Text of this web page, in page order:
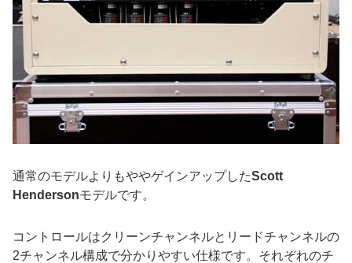
通常のモデルよりもややゲインアップしたScott
Hendersonモデルです。
コントロールはクリーンチャンネルとリードチャンネルの
2チャンネル構成で分かりやすい仕様です。それぞれのチ